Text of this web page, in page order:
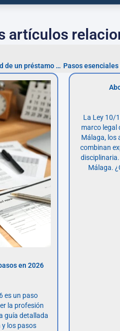
artículos
Costes y honorarios para reclamar la nulidad de un préstamo con TAE abusiva
en 2026
es un paso
la profesión
guía detallada
y los pasos
La Ley 10/
marco legal
Málaga, los
combinan
Málaga.